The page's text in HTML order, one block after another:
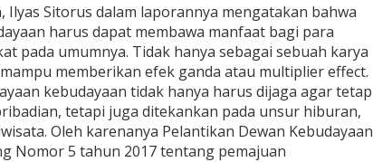
Ilyas Sitorus dalam laporannya mengatakan bahwa
harus dapat membawa manfaat bagi para
pada umumnya. Tidak hanya sebagai sebuah karya
memberikan efek ganda atau multiplier effect.
kebudayaan tidak hanya harus dijaga agar tetap
tetapi juga ditekankan pada unsur hiburan,
Oleh karenanya Pelantikan Dewan Kebudayaan
Nomor 5 tahun 2017 tentang pemajuan